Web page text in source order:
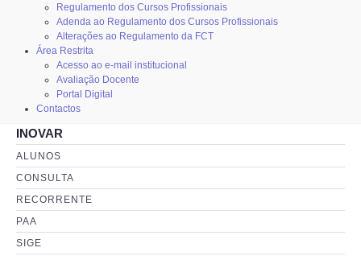
Regulamento dos Cursos Profissionais
Adenda ao Regulamento dos Cursos Profissionais
Alterações ao Regulamento da FCT
Área Restrita
Acesso ao e-mail institucional
Avaliação Docente
Portal Digital
Contactos
INOVAR
ALUNOS
CONSULTA
RECORRENTE
PAA
SIGE